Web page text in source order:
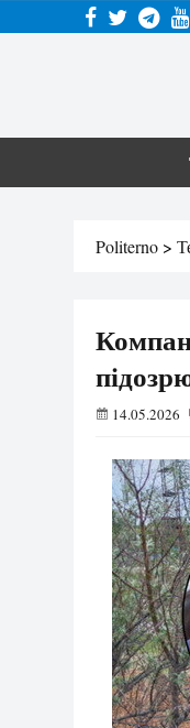
Politerno >
14.05.2026